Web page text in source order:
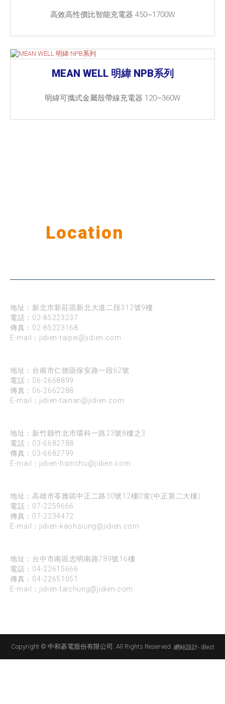
高效高性價比智能充電器 450~1700W
MEAN WELL 明緯 NPB系列
明緯可攜式金屬殼帶線充電器 120~360W
Location
地址：新北市新莊區新北大道二段312號9樓
電話： 02-85223237
傳真：02-85223168
E-mail： jidien-taipei@jidien.com
地址：台南市仁德區保安路一段62號
電話： 06-2668899
傳真：06-2662288
E-mail： jidien-tainan@jidien.com
地址：新竹縣竹北市環科一路23號8樓之3
電話： 03-6682788
傳真：03-6682799
E-mail： jidien-hsinchu@jidien.com
地址：高雄市苓雅區中正二路30號12樓D室(中正第二大樓)
電話： 07-2259666
傳真：07-2234472
E-mail： jidien-kaohsiung@jidien.com
地址：台中市南區忠明南路789號16樓
電話： 04-22615666
傳真：04-22651051
E-mail： jidien-taichung@jidien.com
Copyright © 中和碁電股份有限公司. All Rights Reserved. 網站設計‧ iBest